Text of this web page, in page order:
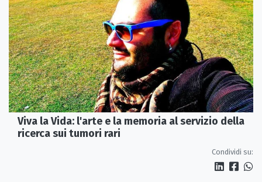
Viva la Vida: l'arte e la memoria al servizio della
ricerca sui tumori rari
Condividi su: